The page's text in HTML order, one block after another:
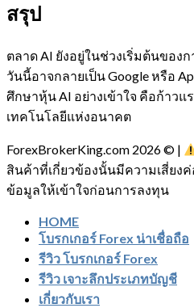
สรุป
ตลาด AI ยังอยู่ในช่วงเริ่มต้นของ
วันนี้อาจกลายเป็น Google หรือ
ศึกษาหุ้น AI อย่างเข้าใจ คือก้าว
เทคโนโลยีแห่งอนาคต
ForexBrokerKing.com 2026 © |
สินค้าที่เกี่ยวข้องนั้นมีความเสี่ยง
ข้อมูลให้เข้าใจก่อนการลงทุน
HOME
โบรกเกอร์ Forex น่าเชื่อถือ
รีวิว โบรกเกอร์ Forex
รีวิว เจาะลึกประเภทบัญชี
เกี่ยวกับเรา